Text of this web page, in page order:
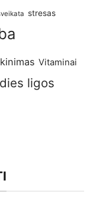
stresas
Vitaminai
ligos